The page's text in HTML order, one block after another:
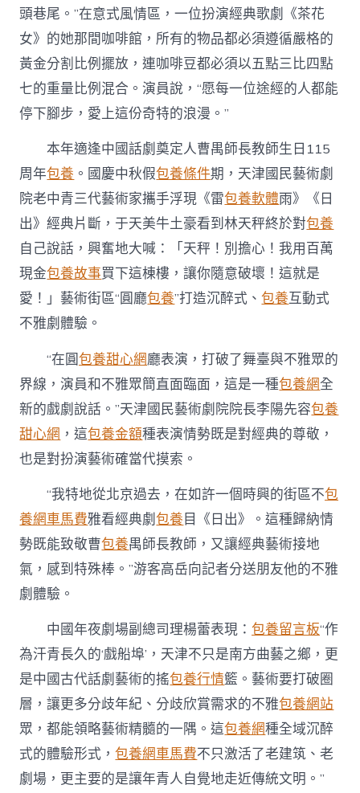
頭巷尾。”在意式風情區，一位扮演經典歌劇《茶花
女》的她那間咖啡館，所有的物品都必須遵循嚴格的
黃金分割比例擺放，連咖啡豆都必須以五點三比四點
七的重量比例混合。演員說，“愿每一位途經的人都能
停下腳步，愛上這份奇特的浪漫。”
本年適逢中國話劇奠定人曹禺師長教師生日115
周年包養 。國慶中秋假包養條件期，天津國民藝術劇
院老中青三代藝術家攜手浮現《雷包養軟體雨》《日
出》經典片斷，于天美牛土豪看到林天秤終於對包養
自己說話，興奮地大喊：「天秤！別擔心！我用百萬
現金包養故事買下這棟樓，讓你隨意破壞！這就是
愛！」藝術街區“圓廳包養”打造沉醉式、包養互動式
不雅劇體驗。
“在圓包養甜心網廳表演，打破了舞臺與不雅眾的
界線，演員和不雅眾簡直面臨面，這是一種包養網全
新的戲劇說話。”天津國民藝術劇院院長李陽先容包養
甜心網 ，這包養金額種表演情勢既是對經典的尊敬，
也是對扮演藝術確當代摸索。
“我特地從北京過去，在如許一個時興的街區不包
養網車馬費雅看經典劇包養 目《日出》。這種歸納情
勢既能致敬曹包養禺師長教師，又讓經典藝術接地
氣，感到特殊棒。”游客高岳向記者分送朋友他的不雅
劇體驗。
中國年夜劇場副總司理楊蕾表現：包養留言板“作
為汗青長久的‘戲船埠’，天津不只是南方曲藝之鄉，更
是中國古代話劇藝術的搖包養行情籃。藝術要打破圈
層，讓更多分歧年紀、分歧欣賞需求的不雅包養網站
眾，都能領略藝術精髓的一隅。這包養網種全域沉醉
式的體驗形式，包養網車馬費不只激活了老建筑、老
劇場，更主要的是讓年青人自覺地走近傳統文明。”